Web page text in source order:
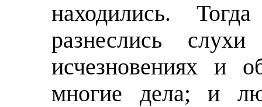
находились.
разнеслись
исчезновениях и
многие дела; и